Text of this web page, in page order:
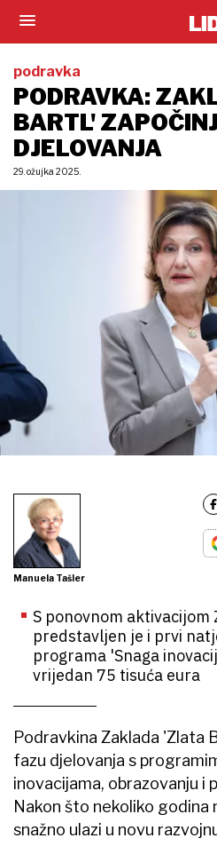
podravka
PODRAVKA:
BARTL'
DJELOVANJA
29. ožujka 2025.
Manuela Tašler
S ponovnom aktivacijom
predstavljen je i prvi
programa 'Snaga
vrijedan 75 tisuća eura
Podravkina Zaklada 'Zlata
fazu djelovanja s
inovacijama, obrazovanju i
Nakon što nekoliko godina
snažno ulazi u novu